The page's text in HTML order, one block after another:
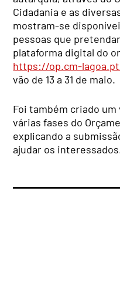
Cidadania e as
mostram-se
pessoas que
plataforma digital do
https://op.cm-
vão de 13 a 31 de maio.
Foi também criado
várias fases do
explicando a
ajudar os